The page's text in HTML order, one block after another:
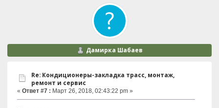
Дамирка Шабаев
Re: Кондиционеры-закладка трасс, монтаж,
ремонт и сервис
« Ответ #7 : Март 26, 2018, 02:43:22 pm »